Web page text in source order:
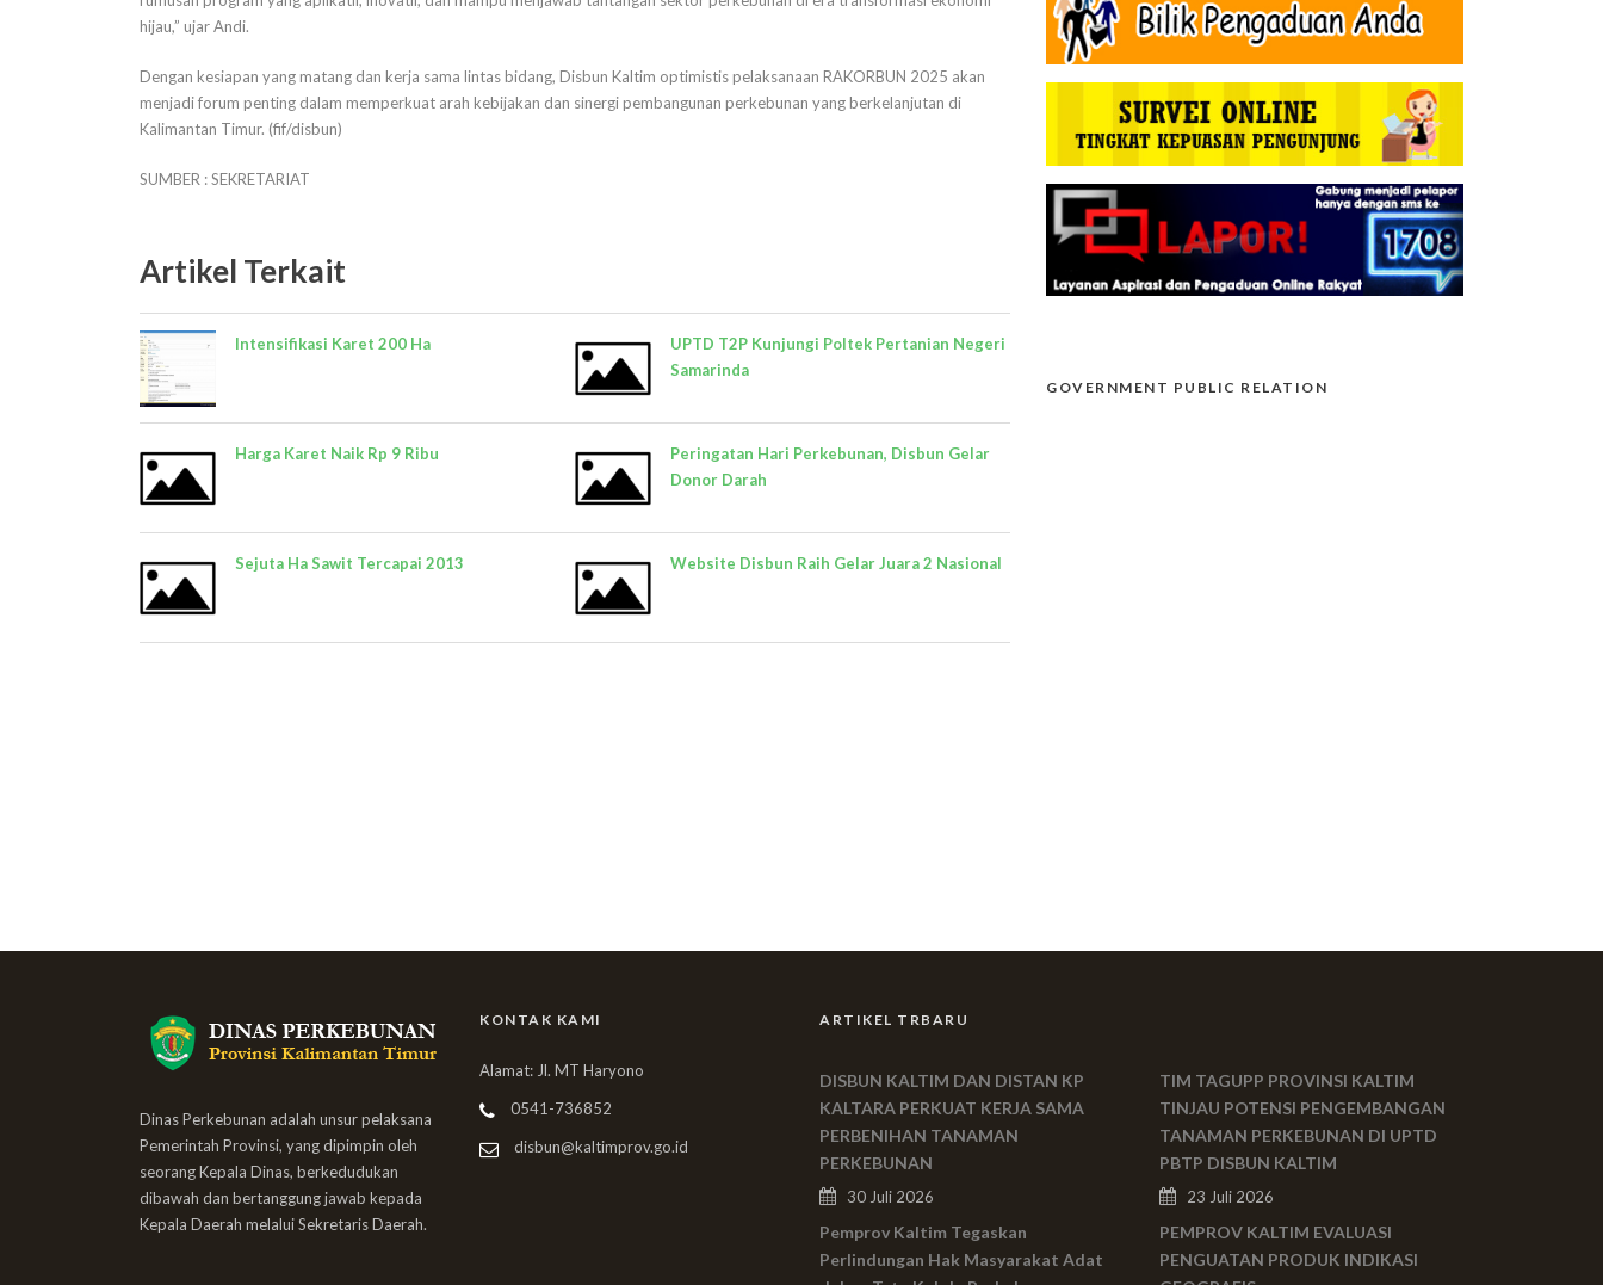
hijau,” ujar Andi.
Dengan kesiapan yang matang dan kerja sama lintas bidang, Disbun Kaltim optimistis pelaksanaan RAKORBUN 2025 akan
menjadi forum penting dalam memperkuat arah kebijakan dan sinergi pembangunan perkebunan yang berkelanjutan di
Kalimantan Timur. (fif/disbun)
SUMBER : SEKRETARIAT
Artikel Terkait
Intensifikasi Karet 200 Ha
Harga Karet Naik Rp 9 Ribu
Sejuta Ha Sawit Tercapai 2013
UPTD T2P Kunjungi Poltek Pertanian Negeri
Samarinda
Peringatan Hari Perkebunan, Disbun Gelar
Donor Darah
Website Disbun Raih Gelar Juara 2 Nasional
GOVERNMENT PUBLIC RELATION
Dinas Perkebunan adalah unsur pelaksana
Pemerintah Provinsi, yang dipimpin oleh
seorang Kepala Dinas, berkedudukan
dibawah dan bertanggung jawab kepada
Kepala Daerah melalui Sekretaris Daerah.
KONTAK KAMI
Alamat: Jl. MT Haryono
0541-736852
disbun@kaltimprov.go.id
ARTIKEL TRBARU
DISBUN KALTIM DAN DISTAN KP
KALTARA PERKUAT KERJA SAMA
PERBENIHAN TANAMAN
PERKEBUNAN
30 Juli 2026
Pemprov Kaltim Tegaskan
Perlindungan Hak Masyarakat Adat
TIM TAGUPP PROVINSI KALTIM
TINJAU POTENSI PENGEMBANGAN
TANAMAN PERKEBUNAN DI UPTD
PBTP DISBUN KALTIM
23 Juli 2026
PEMPROV KALTIM EVALUASI
PENGUATAN PRODUK INDIKASI